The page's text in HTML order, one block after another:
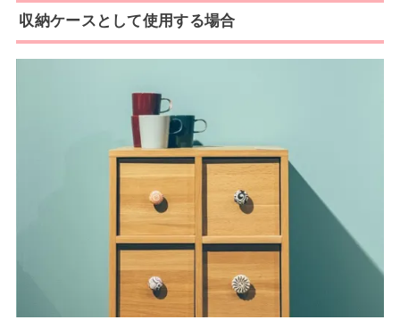
収納ケースとして使用する場合